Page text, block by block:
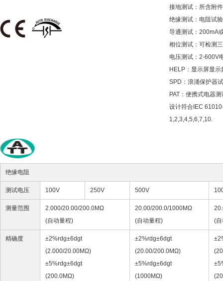
接地测试：所含附
绝缘测试：电阻试
导通测试：200mA
相位测试：可检测
电压测试：2-600V
HELP：显示屏显
SPD：浪涌保护器
PAT：便携式电器
设计符合IEC
1,2,3,4,5,6,7,10.
绝缘电阻
测试电压 100V 250V 500V
测量范围
2.000/20.00/200.0MΩ
(自动量程)
20.00/200.0/1000MΩ
(自动量程)
(
精确度
±2%rdg±6dgt
(2.000/20.00MΩ)
±5%rdg±6dgt
(200.0MΩ)
±2%rdg±6dgt
(20.00/200.0MΩ)
±5%rdg±6dgt
(1000MΩ)